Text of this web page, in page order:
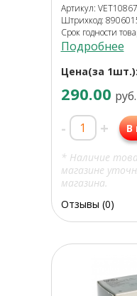
Артикул: VET10867
Штрихкод:
Срок годности
Подробнее
Цена(за 1шт.):
290.00 руб.
- + В
* Наличие
магазине
магазина.
Отзывы (0)